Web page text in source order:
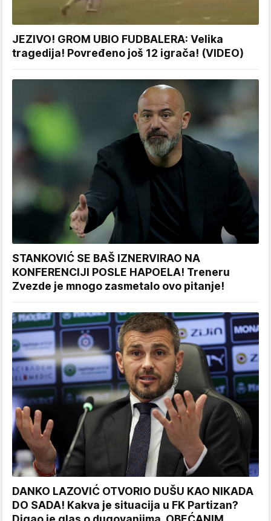
JEZIVO! GROM UBIO FUDBALERA: Velika
tragedija! Povređeno još 12 igrača! (VIDEO)
STANKOVIĆ SE BAŠ IZNERVIRAO NA
KONFERENCIJI POSLE HAPOELA! Treneru
Zvezde je mnogo zasmetalo ovo pitanje!
DANKO LAZOVIĆ OTVORIO DUŠU KAO NIKADA
DO SADA! Kakva je situacija u FK Partizan?